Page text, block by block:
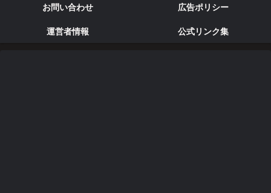
お問い合わせ
広告ポリシー
運営者情報
公式リンク集